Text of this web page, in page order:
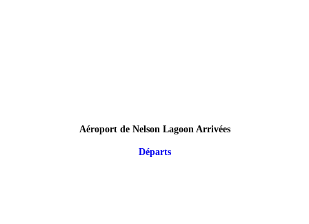
Aéroport de Nelson Lagoon Arrivées
Départs